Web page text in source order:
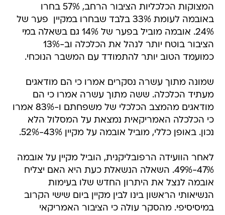
המצוקות הכלכליות הציבור הרחב, 57% בחרו
באובמה לעומת 33% בלבד שבחרו במקיין  פער של
24%. אובמה מוביל בפער של 14% גם בשאלה במי
הציבור בוטח יותר לנהל את הכלכלה וב-13%
כמועמד הטוב יותר להתמודד עם המשבר הנוכחי.
שמונה מתוך עשרה נסקרים אמרו כי הם מודאגים
מעתיד הכלכלה. ששה מתוך עשרה אמרו כי הם
מודאגים מהמצב הכלכלי של משפחתם ו-83% אמרו
כי הכלכלה האמריקאית נמצאת על המסלול הלא
נכון. באופן כללי, מוביל אובמה על מקיין 43%-52%.
לאחר הוועידה הרפובליקנית, הוביל מקיין על אובמה
47%-49%. השאלה הנשאלת כעת היא האם יצליח
אובמה לנצל את היתרון החדש שלו בעימות
הנשיאותי הראשון בינו לבין מקיין ביום שישי הקרוב
במיסיסיפי. מהסקר עולה כי הציבור האמריקאי